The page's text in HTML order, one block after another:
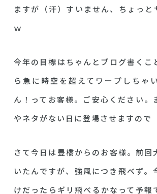
ますが（汗）すいません、ちょっと
ｗ
今年の目標はちゃんとブログ書くこ
ら急に時空を超えてワープしちゃ
ん！ってお客様。ご安心ください。
やネタがない日に登場させますので
さて今日は豊橋からのお客様。前回
いたんですが、強風につき飛べず。
けだったらギリ飛べるかなって予報